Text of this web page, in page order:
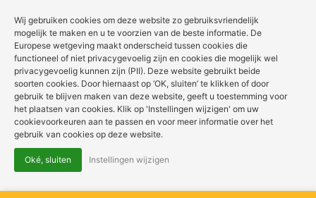
Wij gebruiken cookies om deze website zo gebruiksvriendelijk
mogelijk te maken en u te voorzien van de beste informatie. De
Europese wetgeving maakt onderscheid tussen cookies die
functioneel of niet privacygevoelig zijn en cookies die mogelijk wel
privacygevoelig kunnen zijn (PII). Deze website gebruikt beide
soorten cookies. Door hiernaast op ‘OK, sluiten’ te klikken of door
gebruik te blijven maken van deze website, geeft u toestemming voor
het plaatsen van cookies. Klik op 'Instellingen wijzigen' om uw
cookievoorkeuren aan te passen en voor meer informatie over het
gebruik van cookies op deze website.
Oké, sluiten Instellingen wijzigen